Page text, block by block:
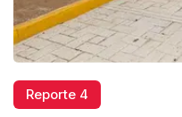
Reporte 4